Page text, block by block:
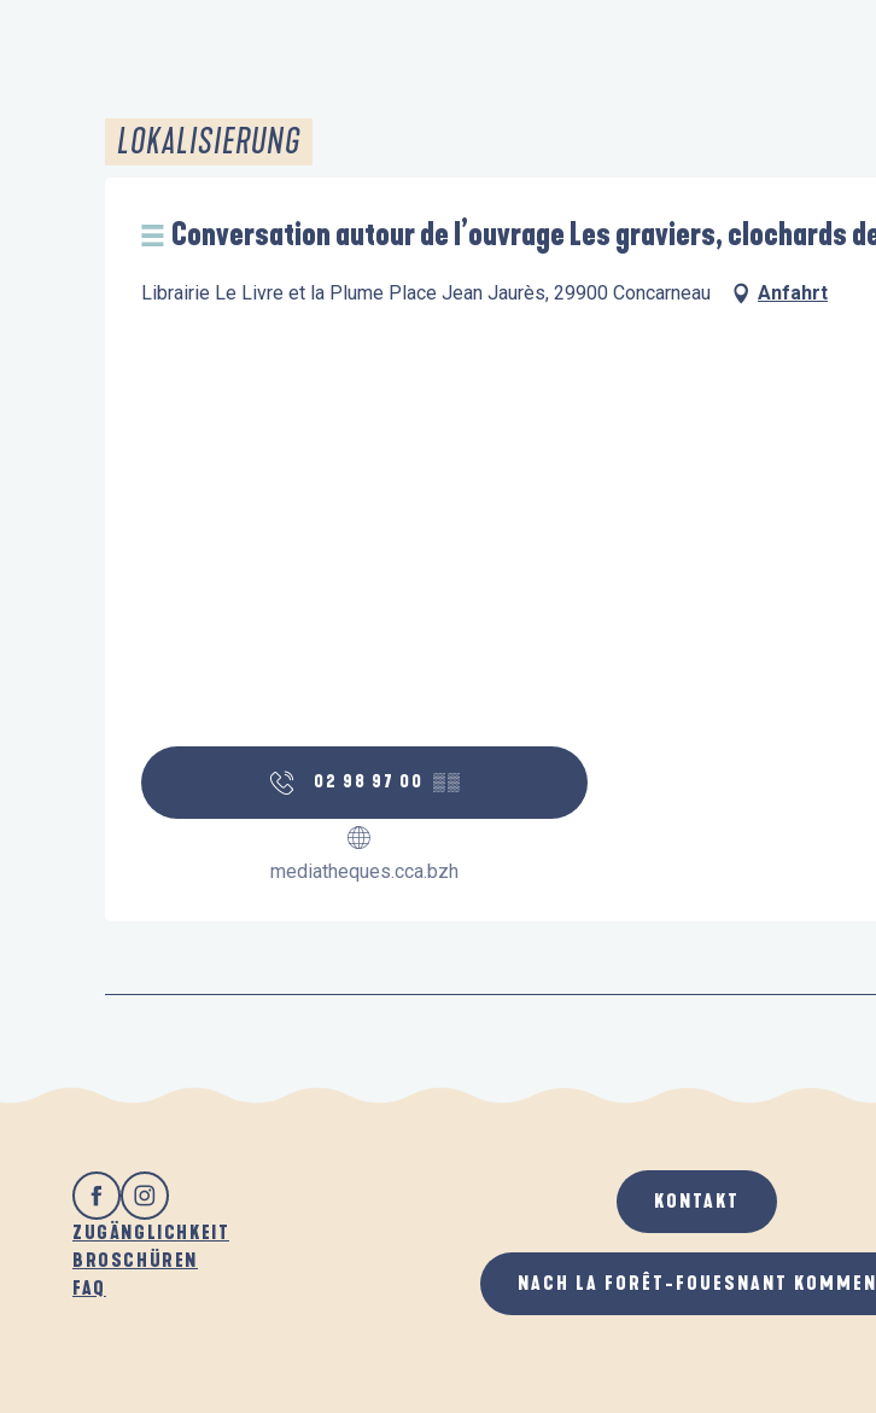
LOKALISIERUNG
Conversation autour de l’ouvrage Les graviers, clochards
Librairie Le Livre et la Plume Place Jean Jaurès, 29900 Concarneau Anfahrt
02 98 97 00 ▒▒
mediatheques.cca.bzh
ZUGÄNGLICHKEIT
BROSCHÜREN
FAQ
KONTAKT
NACH LA FORÊT-FOUESNANT KOMMEN